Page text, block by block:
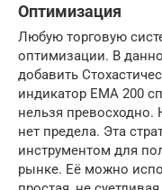
Оптимизация
Любую торговую
оптимизации. В
добавить
индикатор ЕМА 200
нельзя превосходно.
нет предела. Эта
инструментом для
рынке. Её можно